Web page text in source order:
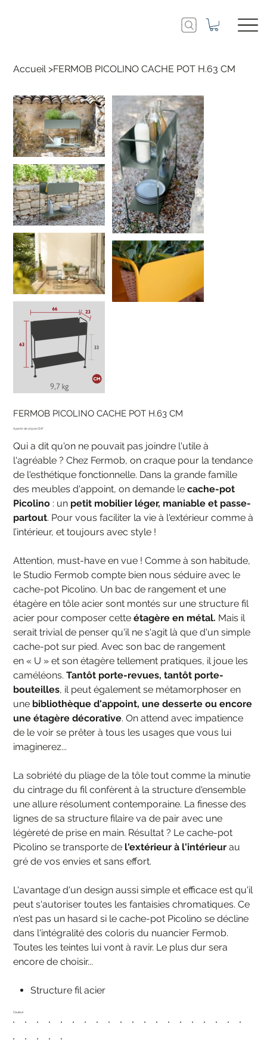
Accueil >FERMOB PICOLINO CACHE POT H.63 CM
FERMOB PICOLINO CACHE POT H.63 CM
Prix 179.00 CHF
Qui a dit qu'on ne pouvait pas joindre l'utile à
l'agréable ? Chez Fermob, on craque pour la tendance
de l'esthétique fonctionnelle. Dans la grande famille
des meubles d'appoint, on demande lecache-pot
Picolino : un petit mobilier léger, maniable et passe-
partout. Pour vous faciliter la vie à l'extérieur comme à
l’intérieur, et toujours avec style !
Attention, must-have en vue ! Comme à son habitude,
le Studio Fermob compte bien nous séduire avec le
cache-pot Picolino. Un bac de rangement et une
étagère en tôle acier sont montés sur une structure fil
acier pour composer cetteétagère en métal. Mais il
serait trivial de penser qu'il ne s'agit là que d'un simple
cache-pot sur pied. Avec son bac de rangement
en « U » et son étagère tellement pratiques, il joue les
caméléons.Tantôt porte-revues, tantôt porte-
bouteilles, il peut également se métamorphoser en
une bibliothèque d'appoint, une desserte ou encore
une étagère décorative. On attend avec impatience
de le voir se prêter à tous les usages que vous lui
imaginerez...
La sobriété du pliage de la tôle tout comme la minutie
du cintrage du fil confèrent à la structure d'ensemble
une allure résolument contemporaine. La finesse des
lignes de sa structure filaire va de pair avec une
légèreté de prise en main. Résultat ? Le cache-pot
Picolino se transporte de l'extérieur à l'intérieur au
gré de vos envies et sans effort.
L'avantage d'un design aussi simple et efficace est qu'il
peut s'autoriser toutes les fantaisies chromatiques. Ce
n'est pas un hasard si le cache-pot Picolino se décline
dans l'intégralité des coloris du nuancier Fermob.
Toutes les teintes lui vont à ravir. Le plus dur sera
encore de choisir...
Structure fil acier
Couleur